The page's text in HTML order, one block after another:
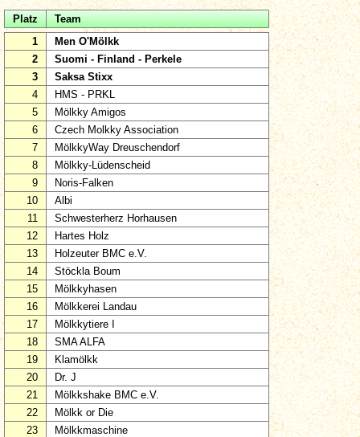
Platz
Team
1
Men O'Mölkk
2
Suomi - Finland - Perkele
3
Saksa Stixx
4
HMS - PRKL
5
Mölkky Amigos
6
Czech Molkky Association
7
MölkkyWay Dreuschendorf
8
Mölkky-Lüdenscheid
9
Noris-Falken
10
Albi
11
Schwesterherz Horhausen
12
Hartes Holz
13
Holzeuter BMC e.V.
14
Stöckla Boum
15
Mölkkyhasen
16
Mölkkerei Landau
17
Mölkkytiere I
18
SMA ALFA
19
Klamölkk
20
Dr. J
21
Mölkkshake BMC e.V.
22
Mölkk or Die
23
Mölkkmaschine